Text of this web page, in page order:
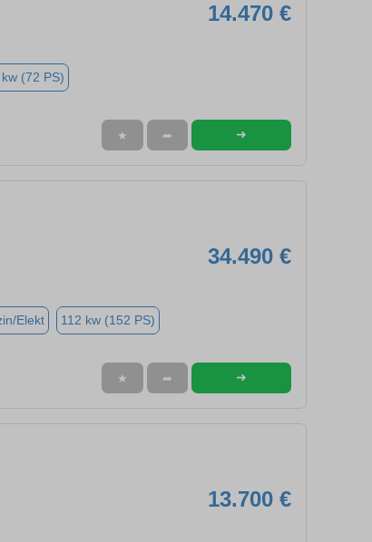
14.470 €
(72 PS)
★ ➦ ➜
34.490 €
Elekt 112 kw (152 PS)
★ ➦ ➜
13.700 €